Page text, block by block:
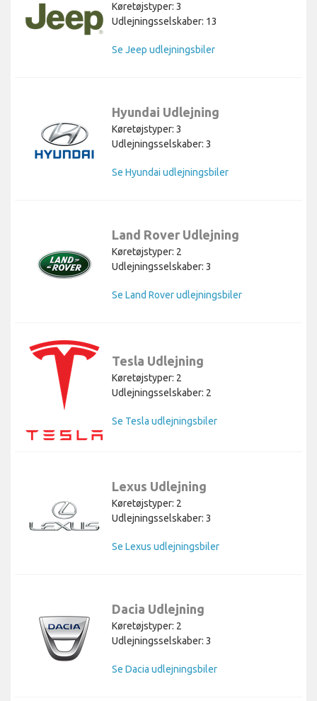
Køretøjstyper: 3
Udlejningsselskaber: 13
Se Jeep udlejningsbiler
Hyundai Udlejning
Køretøjstyper: 3
Udlejningsselskaber: 3
Se Hyundai udlejningsbiler
Land Rover Udlejning
Køretøjstyper: 2
Udlejningsselskaber: 3
Se Land Rover udlejningsbiler
Tesla Udlejning
Køretøjstyper: 2
Udlejningsselskaber: 2
Se Tesla udlejningsbiler
Lexus Udlejning
Køretøjstyper: 2
Udlejningsselskaber: 3
Se Lexus udlejningsbiler
Dacia Udlejning
Køretøjstyper: 2
Udlejningsselskaber: 3
Se Dacia udlejningsbiler